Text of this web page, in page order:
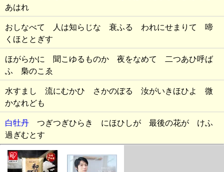
あはれ
おしなべて 人は知らじな 衰ふる われにせまりて 啼
くほととぎす
ほがらかに 聞こゆるものか 夜をなめて 二つあひ呼ば
ふ 梟のこゑ
水すまし 流にむかひ さかのぼる 汝がいきほひよ 微
かなれども
白牡丹 つぎつぎひらき にほひしが 最後の花が けふ
過ぎむとす